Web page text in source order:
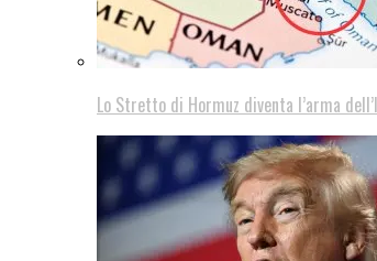
Lo Stretto di Hormuz diventa l’arma